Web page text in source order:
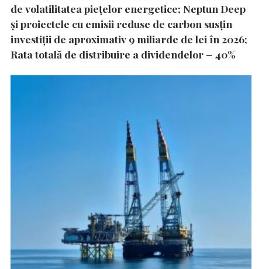
de volatilitatea piețelor energetice; Neptun Deep
și proiectele cu emisii reduse de carbon susțin
investiții de aproximativ 9 miliarde de lei în 2026;
Rata totală de distribuire a dividendelor – 40%